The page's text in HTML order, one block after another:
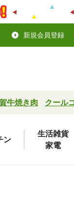
新規会員登録
牛焼き肉 クール
ン
生活雑貨
家電